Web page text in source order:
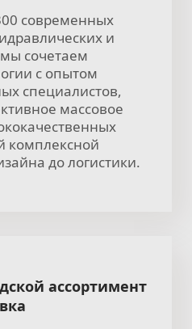
современных
и
сочетаем
с опытом
специалистов,
массовое
комплексной
до логистики.
ассортимент